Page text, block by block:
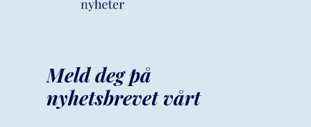
Meld deg på
nyhetsbrevet vårt